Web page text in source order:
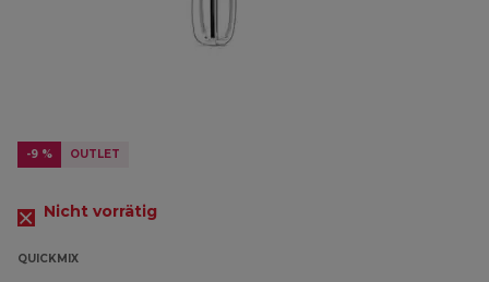
-9 % OUTLET
Nicht vorrätig
QUICKMIX